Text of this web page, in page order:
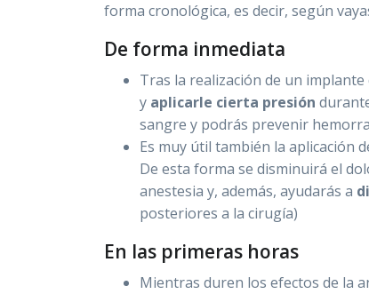
forma cronológica, es decir, según
De forma inmediata
Tras la realización de un
y aplicarle cierta presión
sangre y podrás prevenir
Es muy útil también la aplicación
De esta forma se disminuirá el
anestesia y, además, ayudarás a
posteriores a la cirugía)
En las primeras horas
Mientras duren los efectos de la